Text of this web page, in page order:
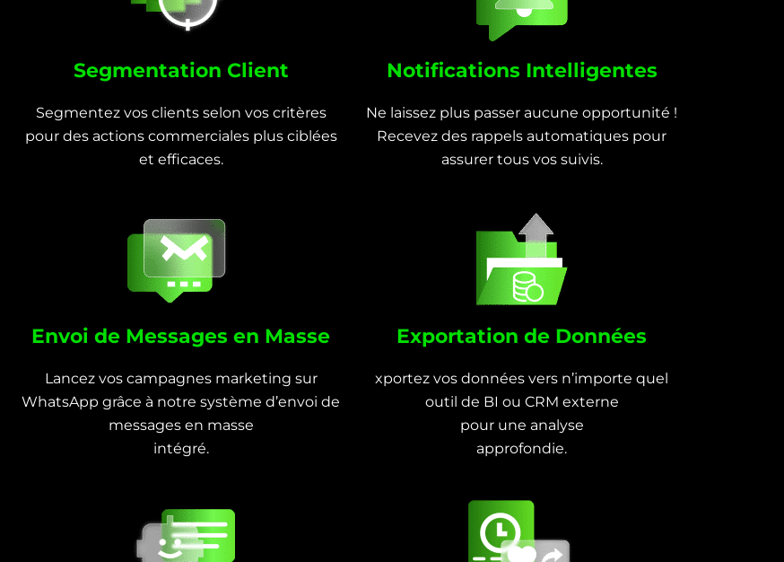
Segmentation Client
Segmentez vos clients selon vos critères
pour des actions commerciales plus ciblées
et efficaces.
Notifications Intelligentes
Ne laissez plus passer aucune opportunité !
Recevez des rappels automatiques pour
assurer tous vos suivis.
Envoi de Messages en Masse
Lancez vos campagnes marketing sur
WhatsApp grâce à notre système d’envoi de
messages en masse
intégré.
Exportation de Données
xportez vos données vers n’importe quel
outil de BI ou CRM externe
pour une analyse
approfondie.